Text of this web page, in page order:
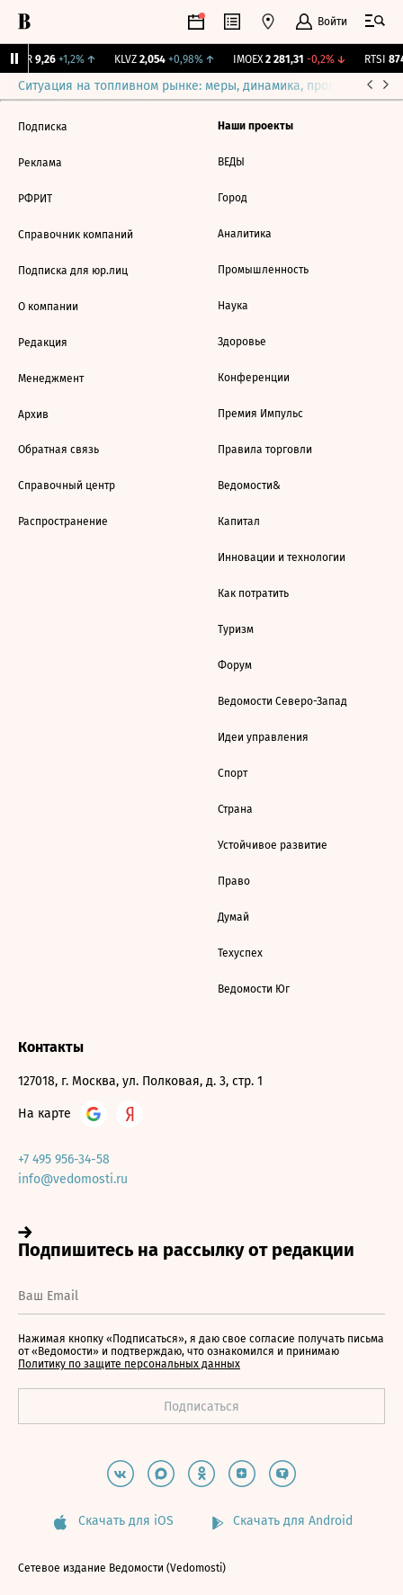
Войти
9,26 +1,2%↑ KLVZ 2,054 +0,98%↑ IMOEX 2 281,31 -0,2%↓ RTSI
Ситуация на топливном рынке: меры, динамика, прогнозы
Подписка
Реклама
РФРИТ
Справочник компаний
Подписка для юр.лиц
О компании
Редакция
Менеджмент
Архив
Обратная связь
Справочный центр
Распространение
Наши проекты
ВЕДЫ
Город
Аналитика
Промышленность
Наука
Здоровье
Конференции
Премия Импульс
Правила торговли
Ведомости&
Капитал
Инновации и технологии
Как потратить
Туризм
Форум
Ведомости Северо-Запад
Идеи управления
Спорт
Страна
Устойчивое развитие
Право
Думай
Техуспех
Ведомости Юг
Контакты
127018, г. Москва, ул. Полковая, д. 3, стр. 1
На карте
+7 495 956-34-58
info@vedomosti.ru
Нажимая кнопку «Подписаться», я даю свое согласие получать письма
от «Ведомости» и подтверждаю, что ознакомился и принимаю
Политику по защите персональных данных
Скачать для iOS Скачать для Android
Сетевое издание Ведомости (Vedomosti)